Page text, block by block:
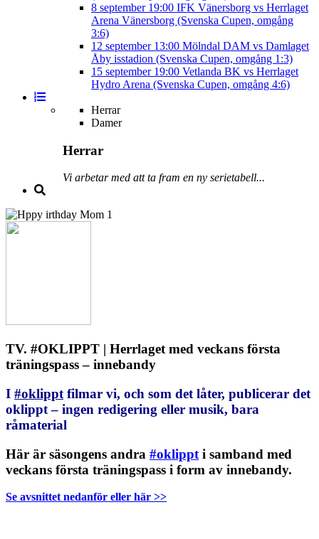
8 september 19:00 IFK Vänersborg vs Herrlaget
Arena Vänersborg (Svenska Cupen, omgång
3:6)
12 september 13:00 Mölndal DAM vs Damlaget
Åby isstadion (Svenska Cupen, omgång 1:3)
15 september 19:00 Vetlanda BK vs Herrlaget
Hydro Arena (Svenska Cupen, omgång 4:6)
Herrar
Damer
Herrar
Vi arbetar med att ta fram en ny serietabell...
TV. #OKLIPPT | Herrlaget med veckans första
träningspass – innebandy
I #oklippt filmar vi, och som det låter, publicerar det
oklippt – ingen redigering eller musik, bara
råmaterial
Här är säsongens andra #oklippt i samband med
veckans första träningspass i form av innebandy.
Se avsnittet nedanför eller här >>